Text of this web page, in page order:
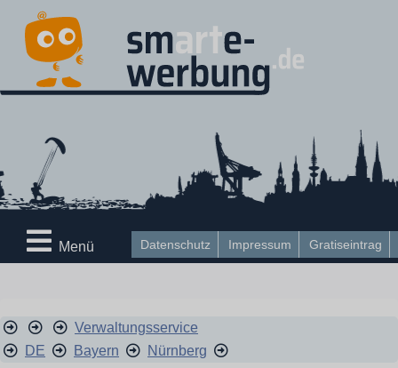
Datenschutz Impressum Gratiseintrag
Menü
Verwaltungsservice
DE
Bayern Nürnberg